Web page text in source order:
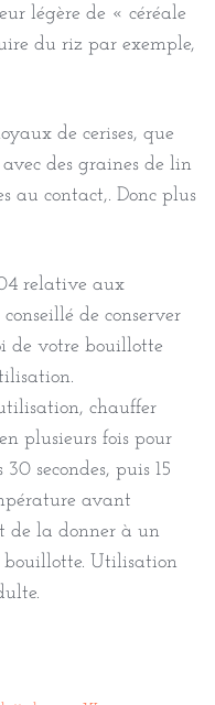
légère de « céréale
du riz par exemple,
de cerises, que
des graines de lin
au contact,. Donc plus
relative aux
de conserver
de votre bouillotte
chauffer
plusieurs fois pour
secondes, puis 15
avant
de la donner à un
Utilisation